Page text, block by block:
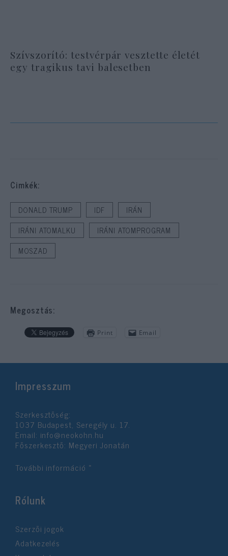
Szívszorító: testvérpár vesztette életét
egy tragikus tavi balesetben
Cimkék:
DONALD TRUMP IDF
IRÁN
IRÁNI ATOMALKU
IRÁNI ATOMPROGRAM
MOSZAD
Megosztás:
Print Email
Impresszum
Szerkesztőség:
1037 Budapest, Seregély u. 17.
Email: info@neokohn.hu
Főszerkesztő: Megyeri Jonatán
További információ »
Rólunk
Szerzői jogok
Adatkezelés